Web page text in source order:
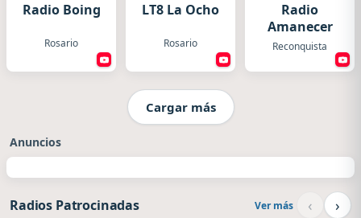
Radio Boing
Rosario
LT8 La Ocho
Rosario
Radio
Amanecer
Reconquista
Cargar más
Anuncios
Radios Patrocinadas Ver más ‹ ›